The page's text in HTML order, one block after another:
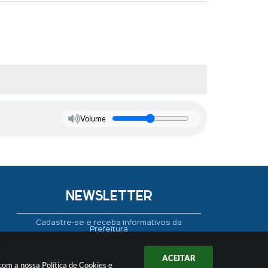
a nossa Política de Cookies e
ACEITAR
Volume
NEWSLETTER
Cadastre-se e receba informativos da
Prefeitura